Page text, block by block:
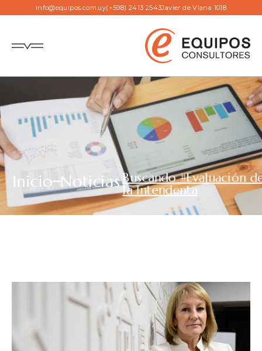
info@equipos.com.uy(+598) 2413 2543Javier de Viana 1018
Inicio Noticias Buscando #Evaluación
la Intendenta